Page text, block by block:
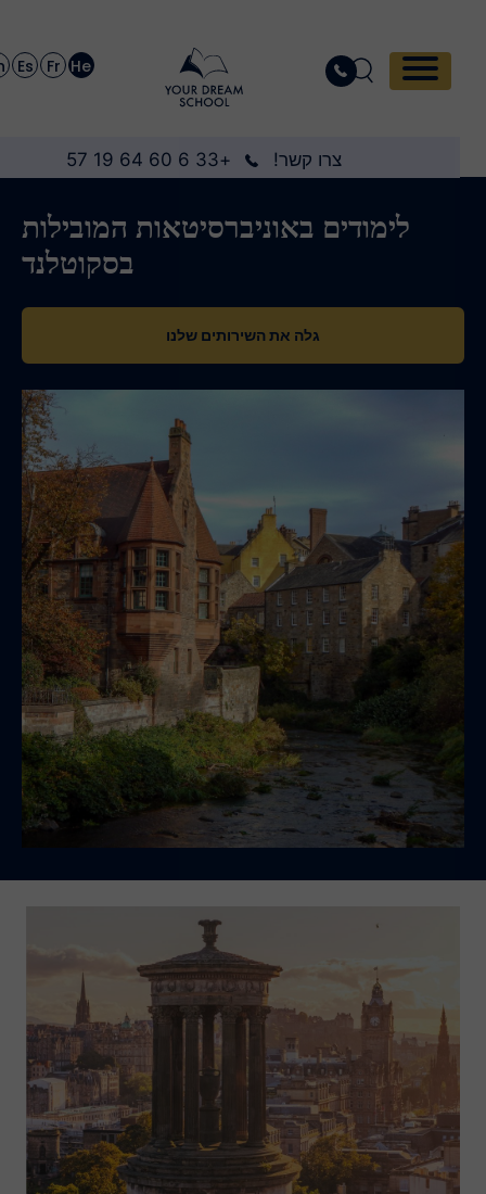
Fr
Es
En
צרו קשר! +33 6 60 64 19 57
לימודים באוניברסיטאות המובילות
בסקוטלנד
גלה את השירותים שלנו